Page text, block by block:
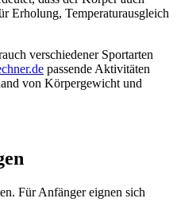
Erholung, Temperaturausgleich
verschiedener Sportarten
passende Aktivitäten
von Körpergewicht und
Für Anfänger eignen sich